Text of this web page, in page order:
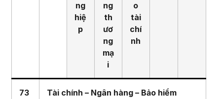
ng
hiệ
p
ng
th
ươ
ng
mạ
i
o
tài
chí
nh
73
Tài chính – Ngân hàng – Bảo hiểm